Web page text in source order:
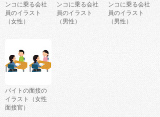
ンコに乗る会社
員のイラスト
（女性）
ンコに乗る会社
員のイラスト
（男性）
ンコに乗る会社
員のイラスト
（男性）
バイトの面接の
イラスト（女性
面接官）